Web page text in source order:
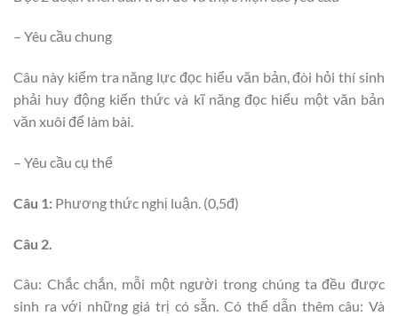
– Yêu cầu chung
Câu này kiểm tra năng lực đọc hiểu văn bản, đòi hỏi thí sinh
phải huy động kiến thức và kĩ năng đọc hiểu một văn bản
văn xuôi để làm bài.
– Yêu cầu cụ thể
Câu 1: Phương thức nghị luận. (0,5đ)
Câu 2.
Câu: Chắc chắn, mỗi một người trong chúng ta đều được
sinh ra với những giá trị có sẵn. Có thể dẫn thêm câu: Và